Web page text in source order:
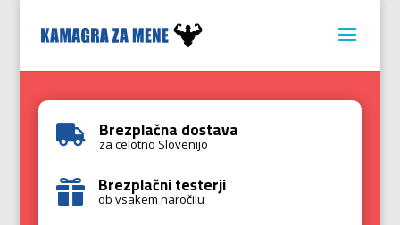
 Brezplačna dostava
za celotno Slovenijo
 Brezplačni testerji
ob vsakem naročilu